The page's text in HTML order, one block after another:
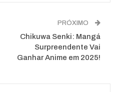
PRÓXIMO
Chikuwa Senki: Mangá
Surpreendente Vai
Ganhar Anime em 2025!